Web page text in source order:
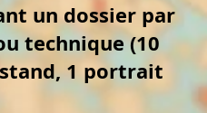
un dossier par
technique (10
1 portrait